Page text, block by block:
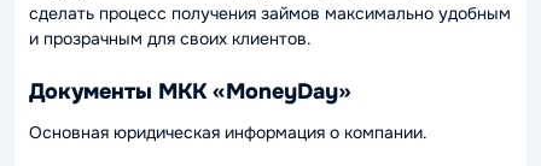
сделать процесс получения займов максимально удобным
и прозрачным для своих клиентов.
Документы МКК «MoneyDay»
Основная юридическая информация о компании.